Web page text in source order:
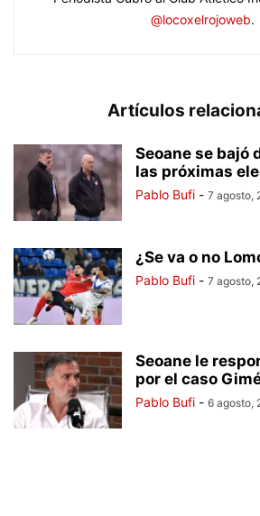
@locoxelrojoweb.
Artículos
Seoane se bajó
las próximas
Pablo Bufi - 7 agosto,
¿Se va o no
Pablo Bufi - 7 agosto,
Seoane le
por el caso
Pablo Bufi - 6 agosto,